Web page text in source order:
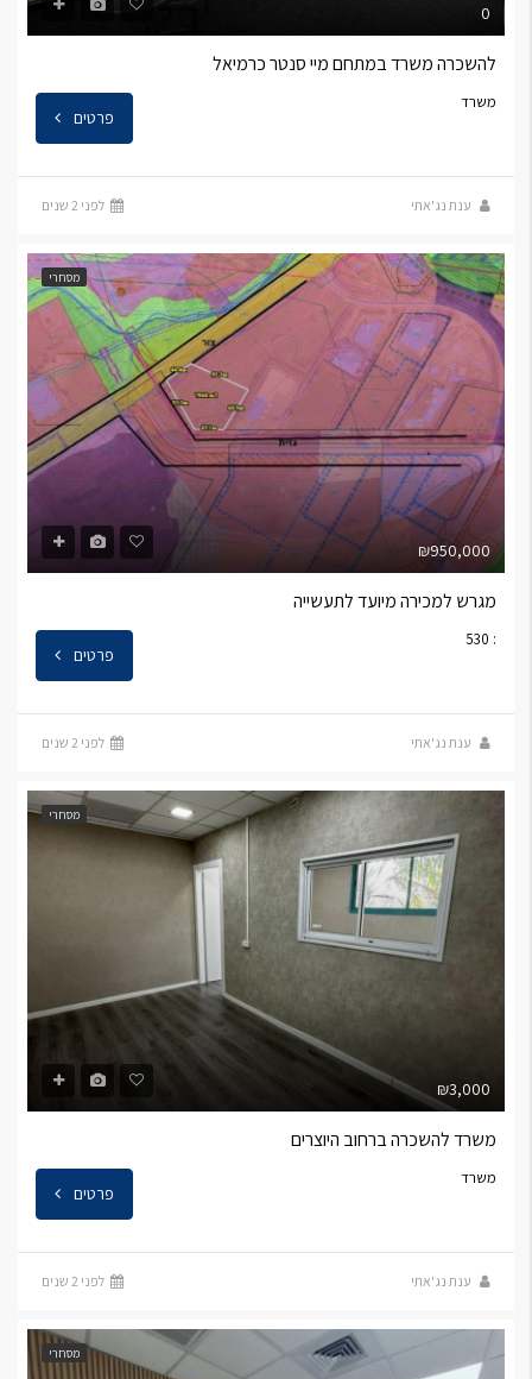
0
להשכרה משרד במתחם מיי סנטר כרמיאל
משרד
פרטים
ענת נג'אתי לפני 2 שנים
מסחרי
₪950,000
מגרש למכירה מיועד לתעשייה
: 530
פרטים
ענת נג'אתי לפני 2 שנים
מסחרי
₪3,000
משרד להשכרה ברחוב היוצרים
משרד
פרטים
ענת נג'אתי לפני 2 שנים
מסחרי